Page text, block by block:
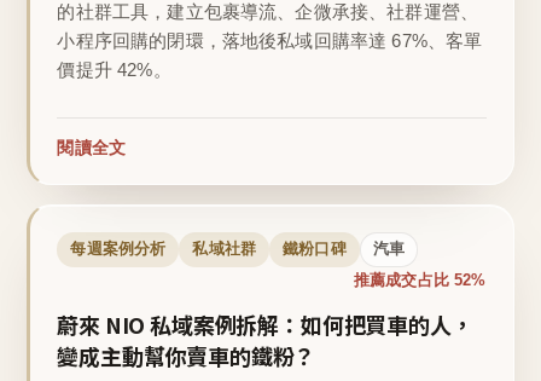
的社群工具，建立包裹導流、企微承接、社群運營、
小程序回購的閉環，落地後私域回購率達 67%、客單
價提升 42%。
閱讀全文
每週案例分析 私域社群 鐵粉口碑 汽車
推薦成交占比 52%
蔚來 NIO 私域案例拆解：如何把買車的人，
變成主動幫你賣車的鐵粉？